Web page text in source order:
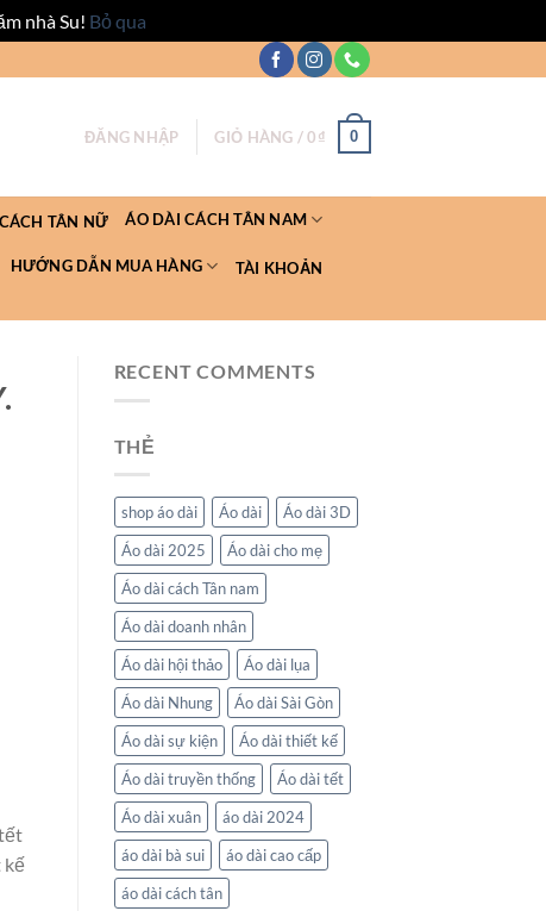
nhà Su! Bỏ qua
ĐĂNG NHẬP GIỎ HÀNG /0₫ 0
TÂN NỮ ÁO DÀI CÁCH TÂN NAM
HƯỚNG DẪN MUA HÀNG TÀI KHOẢN
kế
RECENT COMMENTS
THẺ
shop áo dài Áo dài
Áo dài 3D
Áo dài 2025
Áo dài cho mẹ
Áo dài cách Tân nam
Áo dài doanh nhân
Áo dài hội thảo
Áo dài lụa
Áo dài Nhung
Áo dài Sài Gòn
Áo dài sự kiện
Áo dài thiết kế
Áo dài truyền thống
Áo dài tết
Áo dài xuân
áo dài 2024
áo dài bà sui
áo dài cao cấp
áo dài cách tân